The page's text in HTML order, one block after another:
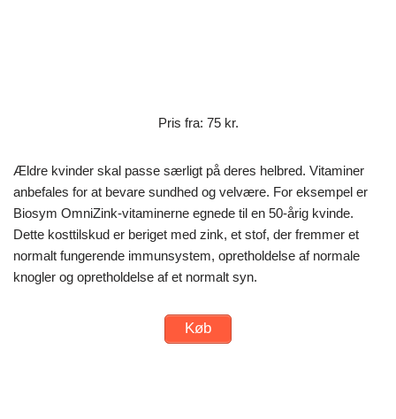
Pris fra: 75 kr.
Ældre kvinder skal passe særligt på deres helbred. Vitaminer
anbefales for at bevare sundhed og velvære. For eksempel er
Biosym OmniZink-vitaminerne egnede til en 50-årig kvinde.
Dette kosttilskud er beriget med zink, et stof, der fremmer et
normalt fungerende immunsystem, opretholdelse af normale
knogler og opretholdelse af et normalt syn.
Køb